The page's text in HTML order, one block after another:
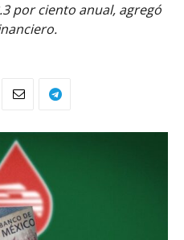
por ciento anual, agregó